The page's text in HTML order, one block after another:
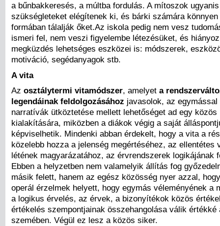
a bűnbakkeresés, a múltba fordulás. A mítoszok
szükségleteket elégítenek ki, és bárki számára
formában tálalják őket.Az iskola pedig nem vesz
ismeri fel, nem veszi figyelembe létezésüket, és
megküzdés lehetséges eszközei is: módszerek,
motiváció, segédanyagok stb.
A vita
Az osztálytermi vitamódszer, amelyet a
legendáinak feldolgozásához javasolok, az egymással
narratívák ütköztetése mellett lehetőséget ad egy közös
kialakítására, miközben a diákok végig a saját
képviselhetik. Mindenki abban érdekelt, hogy a vita a
közelebb hozza a jelenség megértéséhez, az ellentétes
létének magyarázatához, az érvrendszerek logikájának
Ebben a helyzetben nem valamelyik állítás fog
másik felett, hanem az egész közösség nyer azzal,
operál érzelmek helyett, hogy egymás véleményének a
a logikus érvelés, az érvek, a bizonyítékok közös
értékelés szempontjainak összehangolása válik
szemében. Végül ez lesz a közös siker.